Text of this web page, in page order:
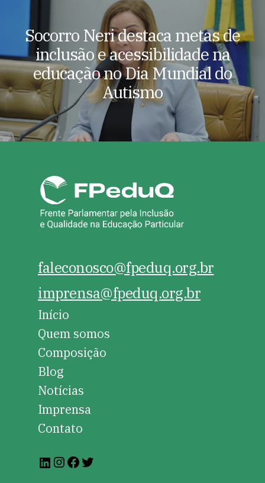
Socorro Neri destaca metas de
inclusão e acessibilidade na
educação no Dia Mundial do
Autismo
faleconosco@fpeduq.org.br
imprensa@fpeduq.org.br
LinkedIn
Instagram
Facebook
Início
Quem somos
Composição
Blog
Notícias
Imprensa
Contato